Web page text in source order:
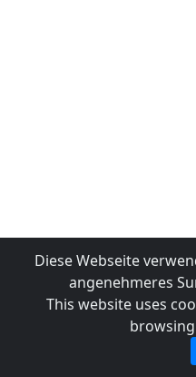
Diese Webseite
angenehmeres
This website uses